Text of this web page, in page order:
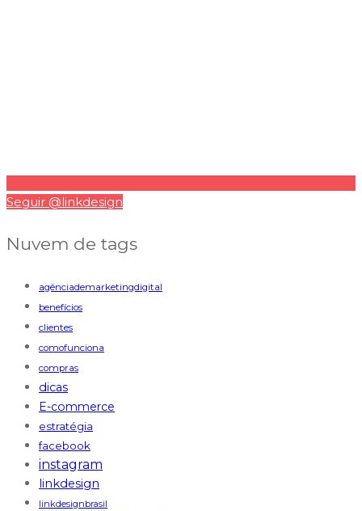
Seguir @linkdesign
Nuvem de tags
agênciademarketingdigital
benefícios
clientes
comofunciona
compras
dicas
E-commerce
estratégia
facebook
instagram
linkdesign
linkdesignbrasil